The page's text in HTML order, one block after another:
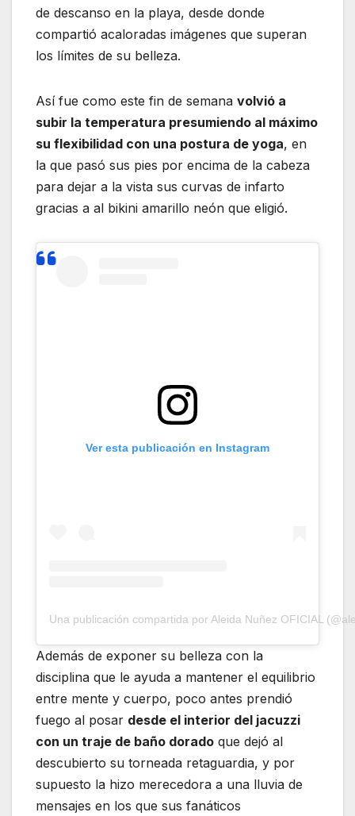
de descanso en la playa, desde donde
compartió acaloradas imágenes que superan
los límites de su belleza.
Así fue como este fin de semana volvió a
subir la temperatura presumiendo al máximo
su flexibilidad con una postura de yoga, en
la que pasó sus pies por encima de la cabeza
para dejar a la vista sus curvas de infarto
gracias a al bikini amarillo neón que eligió.
Ver esta publicación en Instagram
Una publicación compartida por Aleida Nuñez OFICIAL
Además de exponer su belleza con la
disciplina que le ayuda a mantener el equilibrio
entre mente y cuerpo, poco antes prendió
fuego al posar desde el interior del jacuzzi
con un traje de baño dorado que dejó al
descubierto su torneada retaguardia, y por
supuesto la hizo merecedora a una lluvia de
mensajes en los que sus fanáticos